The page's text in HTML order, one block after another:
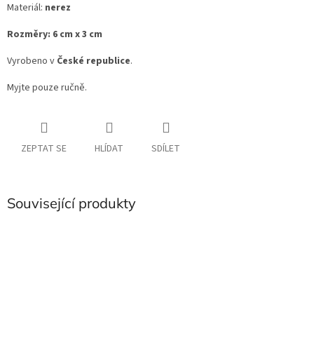
Materiál: nerez
Rozměry: 6 cm x 3 cm
Vyrobeno v České republice.
Myjte pouze ručně.
ZEPTAT SE HLÍDAT SDÍLET
Související produkty